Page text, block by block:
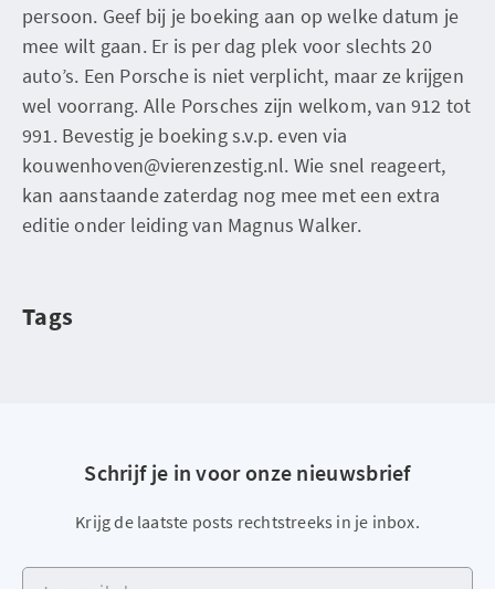
persoon. Geef bij je boeking aan op welke datum je
mee wilt gaan. Er is per dag plek voor slechts 20
auto’s. Een Porsche is niet verplicht, maar ze krijgen
wel voorrang. Alle Porsches zijn welkom, van 912 tot
991. Bevestig je boeking s.v.p. even via
kouwenhoven@vierenzestig.nl. Wie snel reageert,
kan aanstaande zaterdag nog mee met een extra
editie onder leiding van Magnus Walker.
Tags
Schrijf je in voor onze nieuwsbrief
Krijg de laatste posts rechtstreeks in je inbox.
Je e-mailadres